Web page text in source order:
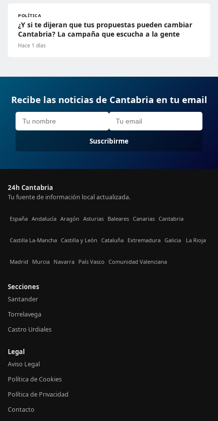
POLÍTICA
¿Y si te dijeran que tus propuestas pueden cambiar
Cantabria? La campaña que escucha a la gente
Hace 1 días
Recibe las noticias de Cantabria en tu email
Suscribirme
24h Cantabria
Tu fuente de información local actualizada.
España Andalucía Aragón Asturias Baleares Canarias Cantabria
Castilla La-Mancha Castilla y León Cataluña Extremadura Galicia La Rioja
Madrid Murcia Navarra País Vasco Comunidad Valenciana
Secciones
Santander
Torrelavega
Castro Urdiales
Legal
Aviso Legal
Política de Cookies
Política de Privacidad
Contacto